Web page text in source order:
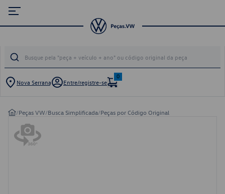
Nova Serrana Entre/registre-se
0
/Peças VW/Busca Simplificada/Peças por Código Original